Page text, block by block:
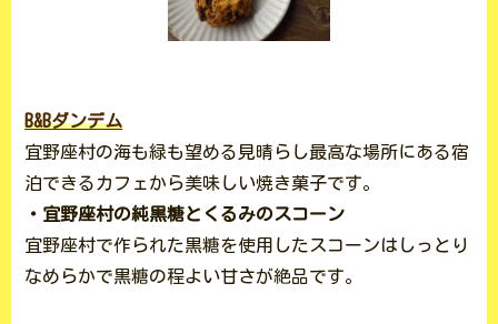
B&Bダンデム
宜野座村の海も緑も望める見晴らし最高な場所にある宿
泊できるカフェから美味しい焼き菓子です。
・宜野座村の純黒糖とくるみのスコーン
宜野座村で作られた黒糖を使用したスコーンはしっとり
なめらかで黒糖の程よい甘さが絶品です。